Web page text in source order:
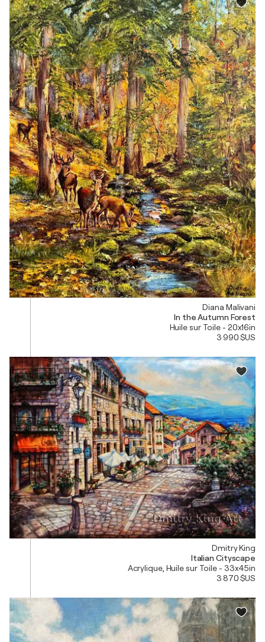
Diana Malivani
In the Autumn Forest
Huile sur Toile - 20x16in
3 990 $US
Dmitry King
Italian Cityscape
Acrylique, Huile sur Toile - 33x45in
3 870 $US